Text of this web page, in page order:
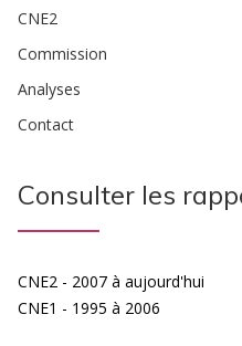
CNE2
Commission
Analyses
Contact
Consulter les
CNE2 - 2007 à aujourd'hui
CNE1 - 1995 à 2006